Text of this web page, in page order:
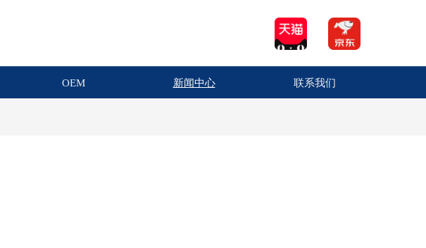
OEM 新闻中心 联系我们